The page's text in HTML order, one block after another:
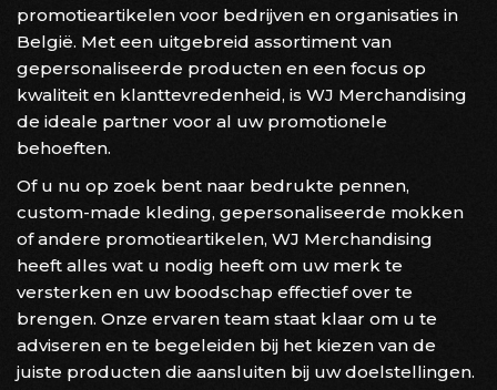
promotieartikelen voor bedrijven en organisaties in
België. Met een uitgebreid assortiment van
gepersonaliseerde producten en een focus op
kwaliteit en klanttevredenheid, is WJ Merchandising
de ideale partner voor al uw promotionele
behoeften.
Of u nu op zoek bent naar bedrukte pennen,
custom-made kleding, gepersonaliseerde mokken
of andere promotieartikelen, WJ Merchandising
heeft alles wat u nodig heeft om uw merk te
versterken en uw boodschap effectief over te
brengen. Onze ervaren team staat klaar om u te
adviseren en te begeleiden bij het kiezen van de
juiste producten die aansluiten bij uw doelstellingen.